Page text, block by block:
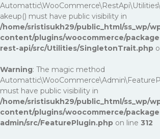
akeup() must have public visibility in
/home/sristisukh29/public_html/ss_wp/
content/plugins/woocommerce/
rest-api/src/Utilities/SingletonTrait.php
Warning: The magic method
must have public visibility in
/home/sristisukh29/public_html/ss_wp/
content/plugins/woocommerce/
admin/src/FeaturePlugin.php on line 312